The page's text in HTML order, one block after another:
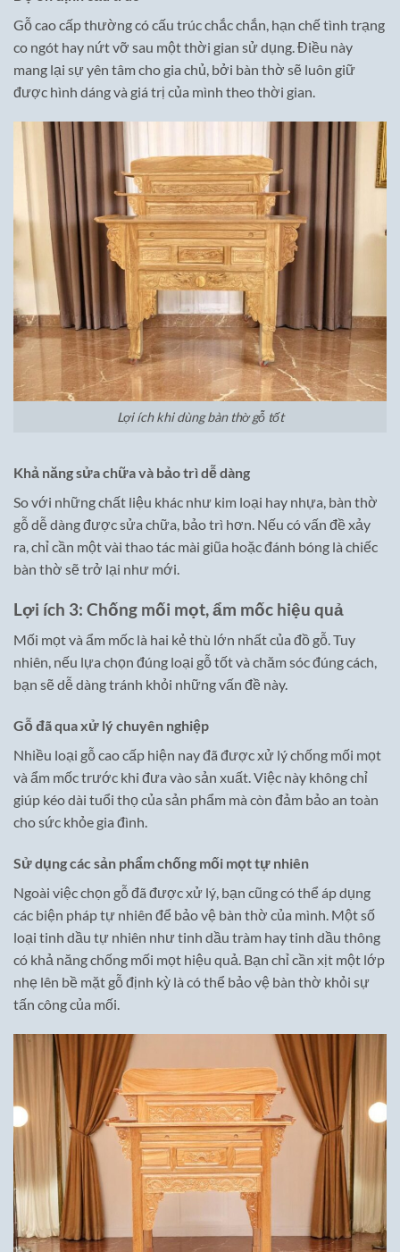
Gỗ cao cấp thường có cấu trúc chắc chắn, hạn chế tình trạng
co ngót hay nứt vỡ sau một thời gian sử dụng. Điều này
mang lại sự yên tâm cho gia chủ, bởi bàn thờ sẽ luôn giữ
được hình dáng và giá trị của mình theo thời gian.
Lợi ích khi dùng bàn thờ gỗ tốt
Khả năng sửa chữa và bảo trì dễ dàng
So với những chất liệu khác như kim loại hay nhựa, bàn thờ
gỗ dễ dàng được sửa chữa, bảo trì hơn. Nếu có vấn đề xảy
ra, chỉ cần một vài thao tác mài giũa hoặc đánh bóng là chiếc
bàn thờ sẽ trở lại như mới.
Lợi ích 3: Chống mối mọt, ẩm mốc hiệu quả
Mối mọt và ẩm mốc là hai kẻ thù lớn nhất của đồ gỗ. Tuy
nhiên, nếu lựa chọn đúng loại gỗ tốt và chăm sóc đúng cách,
bạn sẽ dễ dàng tránh khỏi những vấn đề này.
Gỗ đã qua xử lý chuyên nghiệp
Nhiều loại gỗ cao cấp hiện nay đã được xử lý chống mối mọt
và ẩm mốc trước khi đưa vào sản xuất. Việc này không chỉ
giúp kéo dài tuổi thọ của sản phẩm mà còn đảm bảo an toàn
cho sức khỏe gia đình.
Sử dụng các sản phẩm chống mối mọt tự nhiên
Ngoài việc chọn gỗ đã được xử lý, bạn cũng có thể áp dụng
các biện pháp tự nhiên để bảo vệ bàn thờ của mình. Một số
loại tinh dầu tự nhiên như tinh dầu tràm hay tinh dầu thông
có khả năng chống mối mọt hiệu quả. Bạn chỉ cần xịt một lớp
nhẹ lên bề mặt gỗ định kỳ là có thể bảo vệ bàn thờ khỏi sự
tấn công của mối.